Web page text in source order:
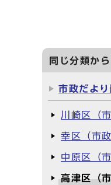
同じ分類か
市政だよ
川崎区（
幸区（市
中原区（
高津区（